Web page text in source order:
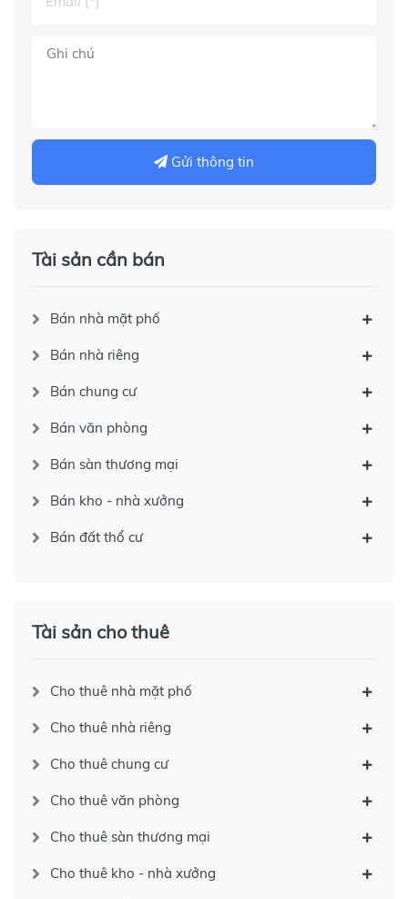
Gửi thông tin
Tài sản cần bán
Bán nhà mặt phố
Bán nhà riêng
Bán chung cư
Bán văn phòng
Bán sàn thương mại
Bán kho - nhà xưởng
Bán đất thổ cư
Tài sản cho thuê
Cho thuê nhà mặt phố
Cho thuê nhà riêng
Cho thuê chung cư
Cho thuê văn phòng
Cho thuê sàn thương mại
Cho thuê kho - nhà xưởng